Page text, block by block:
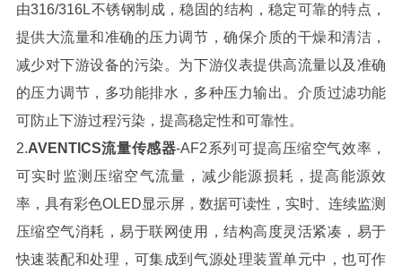
由316/316L不锈钢制成，稳固的结构，稳定可靠的特点，
提供大流量和准确的压力调节，确保介质的干燥和清洁，
减少对下游设备的污染。为下游仪表提供高流量以及准确
的压力调节，多功能排水，多种压力输出。介质过滤功能
可防止下游过程污染，提高稳定性和可靠性。
2.AVENTICS流量传感器-AF2系列可提高压缩空气效率，
可实时监测压缩空气流量，减少能源损耗，提高能源效
率，具有彩色OLED显示屏，数据可读性，实时、连续监测
压缩空气消耗，易于联网使用，结构高度灵活紧凑，易于
快速装配和处理，可集成到气源处理装置单元中，也可作